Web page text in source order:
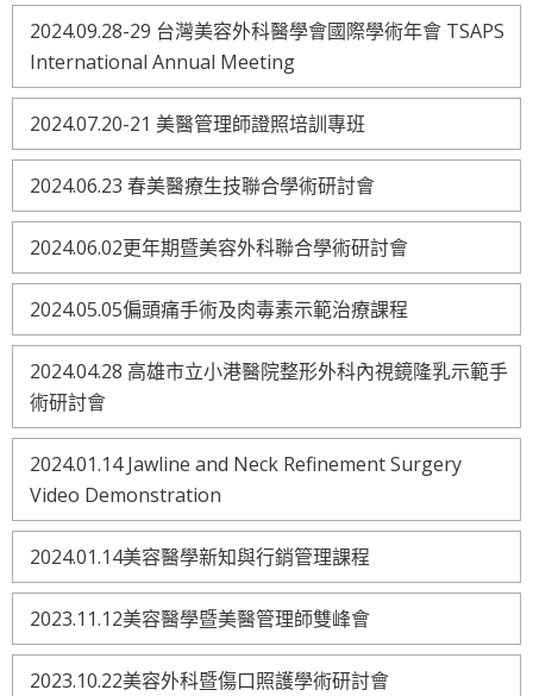
2024.09.28-29 台灣美容外科醫學會國際學術年會 TSAPS
International Annual Meeting
2024.07.20-21 美醫管理師證照培訓專班
2024.06.23 春美醫療生技聯合學術研討會
2024.06.02更年期暨美容外科聯合學術研討會
2024.05.05偏頭痛手術及肉毒素示範治療課程
2024.04.28 高雄市立小港醫院整形外科內視鏡隆乳示範手
術研討會
2024.01.14 Jawline and Neck Refinement Surgery
Video Demonstration
2024.01.14美容醫學新知與行銷管理課程
2023.11.12美容醫學暨美醫管理師雙峰會
2023.10.22美容外科暨傷口照護學術研討會